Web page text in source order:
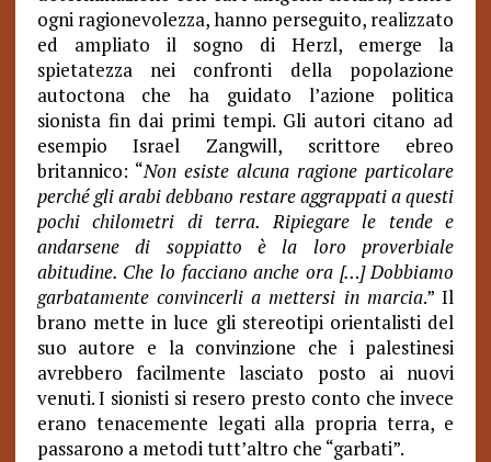
ogni ragionevolezza, hanno perseguito, realizzato
ed ampliato il sogno di Herzl, emerge la
spietatezza nei confronti della popolazione
autoctona che ha guidato l’azione politica
sionista fin dai primi tempi. Gli autori citano ad
esempio Israel Zangwill, scrittore ebreo
britannico: “Non esiste alcuna ragione particolare
perché gli arabi debbano restare aggrappati a questi
pochi chilometri di terra. Ripiegare le tende e
andarsene di soppiatto è la loro proverbiale
abitudine. Che lo facciano anche ora […] Dobbiamo
garbatamente convincerli a mettersi in marcia.” Il
brano mette in luce gli stereotipi orientalisti del
suo autore e la convinzione che i palestinesi
avrebbero facilmente lasciato posto ai nuovi
venuti. I sionisti si resero presto conto che invece
erano tenacemente legati alla propria terra, e
passarono a metodi tutt’altro che “garbati”.